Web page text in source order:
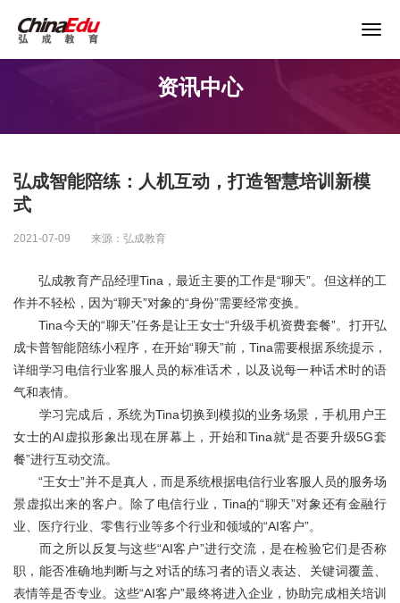
企业培训
教育产品
课程资源
关于我们
资讯中心
弘成智能陪练：人机互动，打造智慧培训新模
式
2021-07-09 来源：弘成教育
弘成教育产品经理Tina，最近主要的工作是“聊天”。但这样的工
作并不轻松，因为“聊天”对象的“身份”需要经常变换。
Tina今天的“聊天”任务是让王女士“升级手机资费套餐”。打开弘
成卡普智能陪练小程序，在开始“聊天”前，Tina需要根据系统提示，
详细学习电信行业客服人员的标准话术，以及说每一种话术时的语
气和表情。
学习完成后，系统为Tina切换到模拟的业务场景，手机用户王
女士的AI虚拟形象出现在屏幕上，开始和Tina就“是否要升级5G套
餐”进行互动交流。
“王女士”并不是真人，而是系统根据电信行业客服人员的服务场
景虚拟出来的客户。除了电信行业，Tina的“聊天”对象还有金融行
业、医疗行业、零售行业等多个行业和领域的“AI客户”。
而之所以反复与这些“AI客户”进行交流，是在检验它们是否称
职，能否准确地判断与之对话的练习者的语义表达、关键词覆盖、
表情等是否专业。这些“AI客户”最终将进入企业，协助完成相关培训